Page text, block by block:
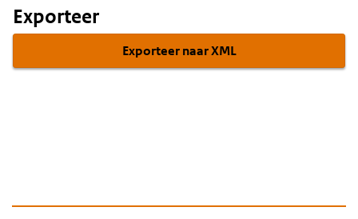
Exporteer
Exporteer naar XML